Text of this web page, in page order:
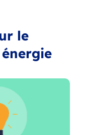
le